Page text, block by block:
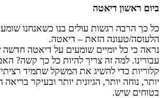
ביום ראשון דיאטה
כל כך הרבה רגשות עולים בנו כשאנחנו
הלעוסה/טעונה הזאת – דיאטה.
נראה כי כל יומיים שומעים על דיאטה
עבורינו. למה זה צריך להיות כל כך קשה? האם
קלוריות כדי להשיג את המשקל שתמיד
יותר, נוחה יותר, הגיונית יותר ובעיקר בריאה
בטוחים שיש.